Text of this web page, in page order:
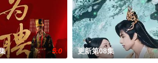
5.0 更新第08集